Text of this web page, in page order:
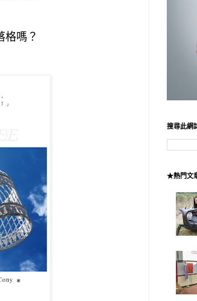
格嗎？
搜尋此網
★熱門文